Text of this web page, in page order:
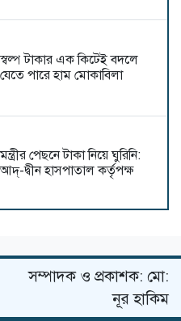
স্বল্প টাকার এক কিটেই বদলে
যেতে পারে হাম মোকাবিলা
মন্ত্রীর পেছনে টাকা নিয়ে ঘুরিনি:
আদ্-দ্বীন হাসপাতাল কর্তৃপক্ষ
মেডিকেল কলেজ বন্ধ করিনি
সম্পাদক ও প্রকাশক: মো:
নূর হাকিম